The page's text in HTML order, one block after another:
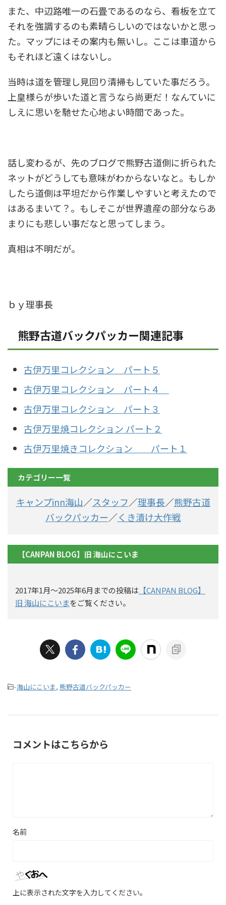
また、中辺路唯一の石畳であるのなら、看板を立て
それを強調するのも素晴らしいのではないかと思っ
た。マップにはその案内も無いし。ここは車道から
もそれほど遠くはないし。
当時は道を管理し見回り清掃もしていた事だろう。
上皇様らが歩いた道と言うなら尚更だ！なんていに
しえに思いを馳せた心地よい時間であった。
話し変わるが、先のブログで熊野古道側に折られた
ネットがどうしても意味がわからないなと。もしか
したら道側は平坦だから作業しやすいと考えたので
はあるまいて？。もしそこが世界遺産の部分ならあ
まりにも悲しい事だなと思ってしまう。
真相は不明だが。
ｂｙ理事長
熊野古道バックパッカー関連記事
古伊万里コレクション パート５
古伊万里コレクション パート４
古伊万里コレクション パート３
古伊万里焼コレクション パート２
古伊万里焼きコレクション パート１
カテゴリー一覧
キャンプinn海山／スタッフ／理事長／熊野古道
バックパッカー／くき漬け大作戦
【CANPAN BLOG】旧 海山にこいま
2017年1月〜2025年6月までの投稿は 【CANPAN BLOG】
旧 海山にこいまをご覧ください。
-海山にこいま, 熊野古道バックパッカー
コメントはこちらから
名前
上に表示された文字を入力してください。